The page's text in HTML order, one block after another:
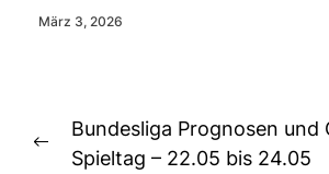
März 3, 2026
Previous
Bundesliga Prognosen und
Spieltag – 22.05 bis 24.05